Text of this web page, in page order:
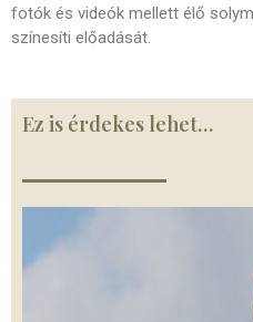
fotók és videók mellett élő
színesíti előadását.
Ez is érdekes lehet…